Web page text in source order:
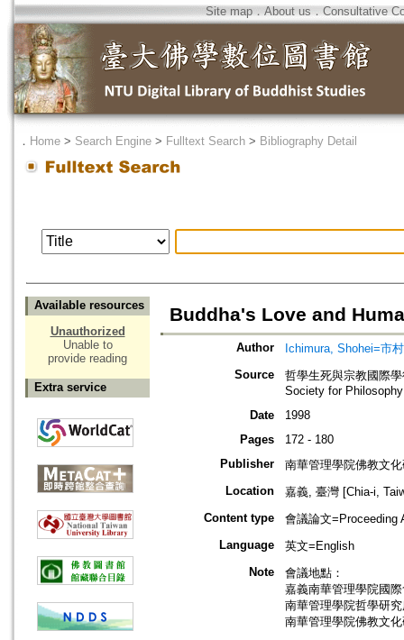
Site map．About us ． Consultative
． Home > Search Engine > Fulltext Search > Bibliography Detail
Available resources
Unauthorized
Unable to
provide reading
Extra service
Buddha's Love and
Author
Ichimura, Shohei=市
Source
哲學生死與宗教國際
Society for
Date
1998
Pages
172 - 180
Publisher
南華管理學院佛教文
Location
嘉義, 臺灣 [Chia-i,
Content type
會議論文=Proceeding
Language
英文=English
Note
會議地點：
嘉義南華管理學院國
南華管理學院哲學研
南華管理學院佛教文